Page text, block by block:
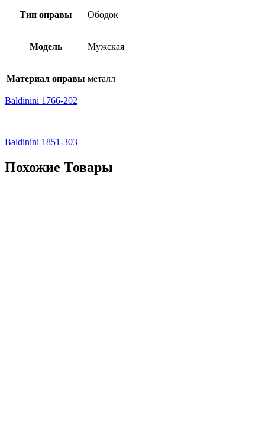
Тип оправы Ободок
Модель Мужская
Материал оправы металл
Baldinini 1766-202
Baldinini 1851-303
Похожие Товары